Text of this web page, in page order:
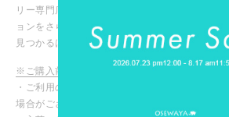
リー専門店ならではの豊富な商品ラインナップ
ョンをさらに引き立ててくれる、あなたにピッ
見つかるはず！
※ご購入前に必ずご確認ください
・ご利用のモニターや設定により、実際の商品
場合がございます。